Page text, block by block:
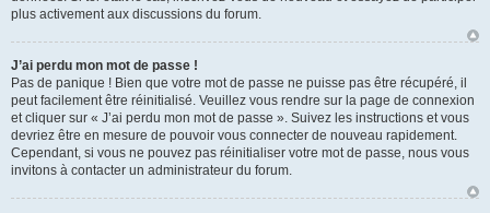
plus activement aux discussions du forum.
J’ai perdu mon mot de passe !
Pas de panique ! Bien que votre mot de passe ne puisse pas être récupéré, il
peut facilement être réinitialisé. Veuillez vous rendre sur la page de connexion
et cliquer sur « J’ai perdu mon mot de passe ». Suivez les instructions et vous
devriez être en mesure de pouvoir vous connecter de nouveau rapidement.
Cependant, si vous ne pouvez pas réinitialiser votre mot de passe, nous vous
invitons à contacter un administrateur du forum.